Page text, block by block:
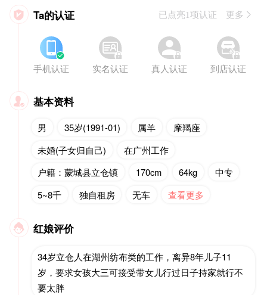
 Ta的认证 已点亮1项认证 更多


手机认证


实名认证


真人认证


到店认证
 基本资料
男 35岁(1991-01) 属羊
摩羯座
未婚(子女归自己)
在广州工作
户籍：蒙城县立仓镇
170cm 64kg
中专
5~8千
独自租房 无车 查看更多
 红娘评价
34岁立仓人在湖州纺布类的工作，离异8年儿子11
岁，要求女孩大三可接受带女儿行过日子持家就行不
要太胖